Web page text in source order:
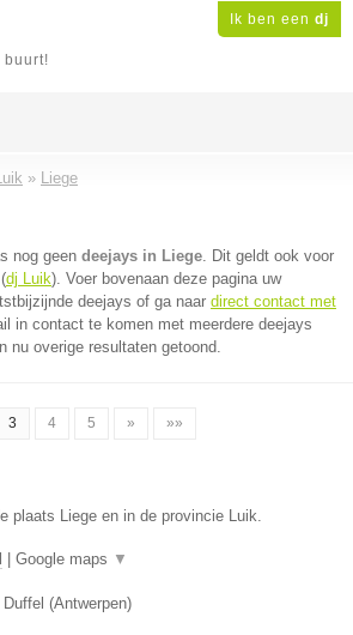
Ik ben een dj
» Liege
nog geen deejays in Liege. Dit geldt ook voor
dj Luik). Voer bovenaan deze pagina uw
deejays of ga naar direct contact met
in contact te komen met meerdere deejays
nu overige resultaten getoond.
3 4 5 » »»
plaats Liege en in de provincie Luik.
Google maps ▼
Duffel (Antwerpen)